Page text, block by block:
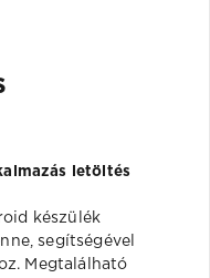
letöltés
készülék
segítségével
Megtalálható